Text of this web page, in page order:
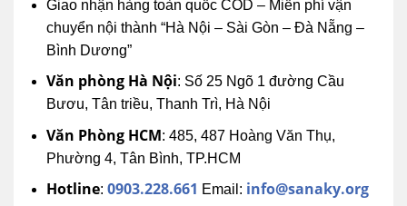
Giao nhận hàng toàn quốc COD – Miễn phí vận
chuyển nội thành “Hà Nội – Sài Gòn – Đà Nẵng –
Bình Dương”
Văn phòng Hà Nội: Số 25 Ngõ 1 đường Cầu
Bươu, Tân triều, Thanh Trì, Hà Nội
Văn Phòng HCM: 485, 487 Hoàng Văn Thụ,
Phường 4, Tân Bình, TP.HCM
Hotline: 0903.228.661 Email: info@sanaky.org